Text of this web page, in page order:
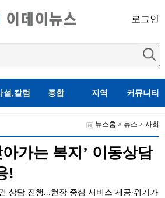
로그인
설,칼럼 종합 지역 커뮤니티
뉴스홈 > 뉴스 > 사회
가는 복지’ 이동상담
!
상담 진행...현장 중심 서비스 제공‧위기가